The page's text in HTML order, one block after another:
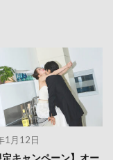
1月12日